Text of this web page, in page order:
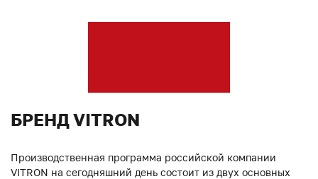
БРЕНД VITRON
Производственная программа российской компании
VITRON на сегодняшний день состоит из двух основных